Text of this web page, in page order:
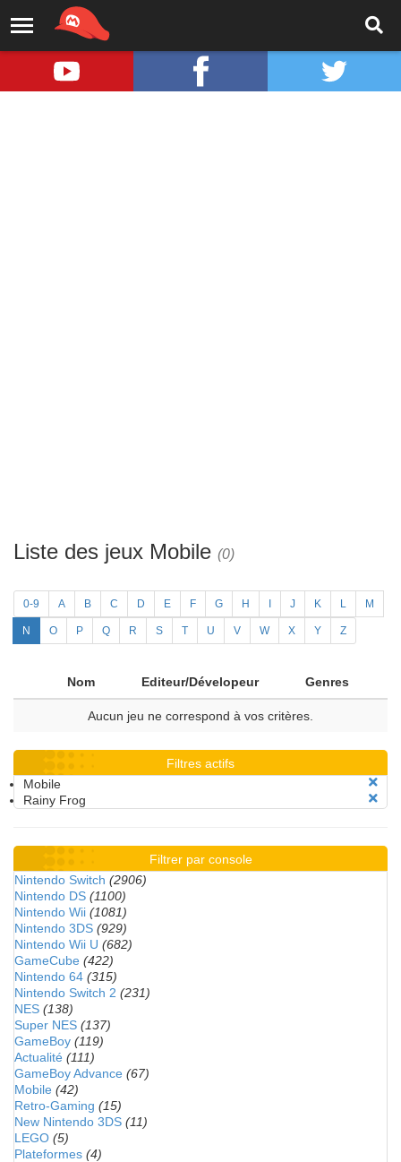
Liste des jeux Mobile (0)
0-9 A B C D E F G H J K L M
N O P Q R S T U V W X Y Z
Nom Editeur/Dévelopeur Genres
Aucun jeu ne correspond à vos critères.
Filtres actifs
Mobile
Rainy Frog
Filtrer par console
Nintendo Switch (2906)
Nintendo DS (1100)
Nintendo Wii (1081)
Nintendo 3DS (929)
Nintendo Wii U (682)
GameCube (422)
Nintendo 64 (315)
Nintendo Switch 2 (231)
NES (138)
Super NES (137)
GameBoy (119)
Actualité (111)
GameBoy Advance (67)
Mobile (42)
Retro-Gaming (15)
New Nintendo 3DS (11)
LEGO (5)
Plateformes (4)